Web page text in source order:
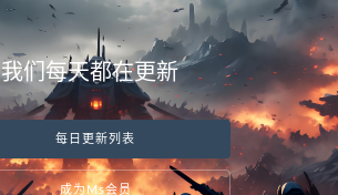
我们每天都在更新
每日更新列表
成为Ms会员